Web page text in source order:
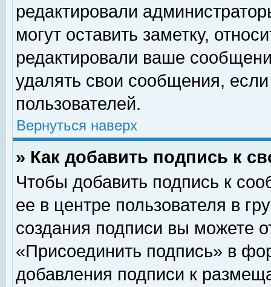
редактировали
могут оставить заметку,
редактировали ваше
удалять свои сообщения,
пользователей.
Вернуться наверх
» Как добавить подпись к
Чтобы добавить подпись к
ее в центре пользователя в
создания подписи вы можете
«Присоединить подпись» в
добавления подписи к